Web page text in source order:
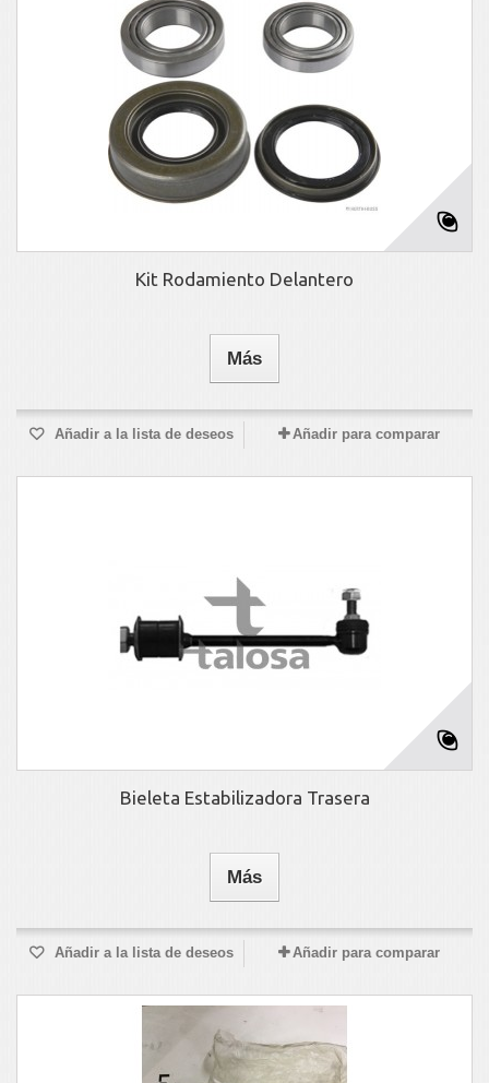
Kit Rodamiento Delantero
Más
Añadir a la lista de deseos Añadir para comparar
Bieleta Estabilizadora Trasera
Más
Añadir a la lista de deseos Añadir para comparar